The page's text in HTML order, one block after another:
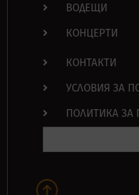
ВОДЕЩИ
КОНЦЕРТИ
КОНТАКТИ
УСЛОВИЯ ЗА
ПОЛИТИКА ЗА
Search